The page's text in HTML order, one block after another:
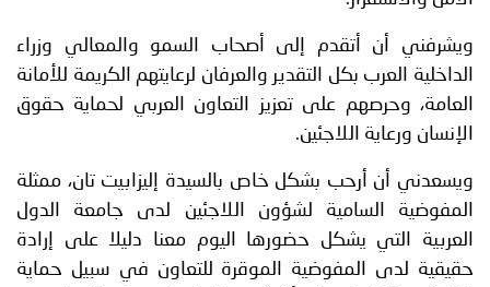
ويشرفني أن أتقدم إلى أصحاب السمو والمعالي وزراء
الداخلية العرب بكل التقدير والعرفان لرعايتهم الكريمة للأمانة
العامة، وحرصهم على تعزيز التعاون العربي لحماية حقوق
الإنسان ورعاية اللاجئين.
ويسعدني أن أرحب بشكل خاص بالسيدة إليزابيت تان، ممثلة
المفوضية السامية لشؤون اللاجئين لدى جامعة الدول
العربية التي يشكل حضورها اليوم معنا دليلا على إرادة
حقيقية لدى المفوضية الموقرة للتعاون في سبيل حماية